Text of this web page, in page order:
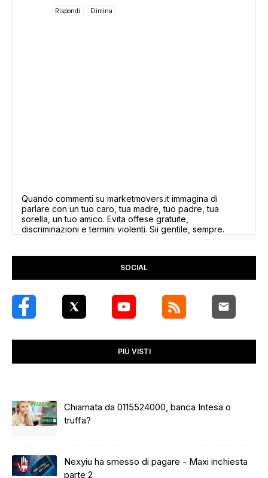
Rispondi Elimina
Quando commenti su marketmovers.it immagina di
parlare con un tuo caro, tua madre, tuo padre, tua
sorella, un tuo amico. Evita offese gratuite,
discriminazioni e termini violenti. Sii gentile, sempre.
SOCIAL
PIÙ VISTI
Chiamata da 0115524000, banca Intesa o
truffa?
Nexyiu ha smesso di pagare - Maxi inchiesta
parte 2